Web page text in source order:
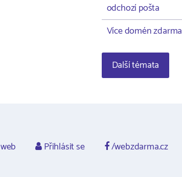
odchozí pošta
Více domén zdarma
Další témata
Přihlásit se /webzdarma.cz